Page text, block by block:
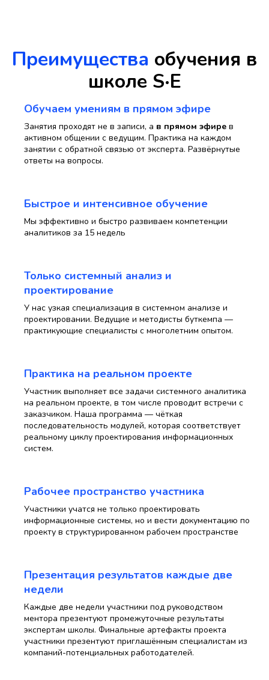
Преимущества обучения в
школе S·E
Обучаем умениям в прямом эфире
Занятия проходят не в записи, а в прямом эфире в
активном общении с ведущим. Практика на каждом
занятии с обратной связью от эксперта. Развёрнутые
ответы на вопросы.
Быстрое и интенсивное обучение
Мы эффективно и быстро развиваем компетенции
аналитиков за 15 недель
Только системный анализ и
проектирование
У нас узкая специализация в системном анализе и
проектировании. Ведущие и методисты буткемпа —
практикующие специалисты с многолетним опытом.
Практика на реальном проекте
Участник выполняет все задачи системного аналитика
на реальном проекте, в том числе проводит встречи с
заказчиком. Наша программа — чёткая
последовательность модулей, которая соответствует
реальному циклу проектирования информационных
систем.
Рабочее пространство участника
Участники учатся не только проектировать
информационные системы, но и вести документацию по
проекту в структурированном рабочем пространстве
Презентация результатов каждые две
недели
Каждые две недели участники под руководством
ментора презентуют промежуточные результаты
экспертам школы. Финальные артефакты проекта
участники презентуют приглашённым специалистам из
компаний-потенциальных работодателей.